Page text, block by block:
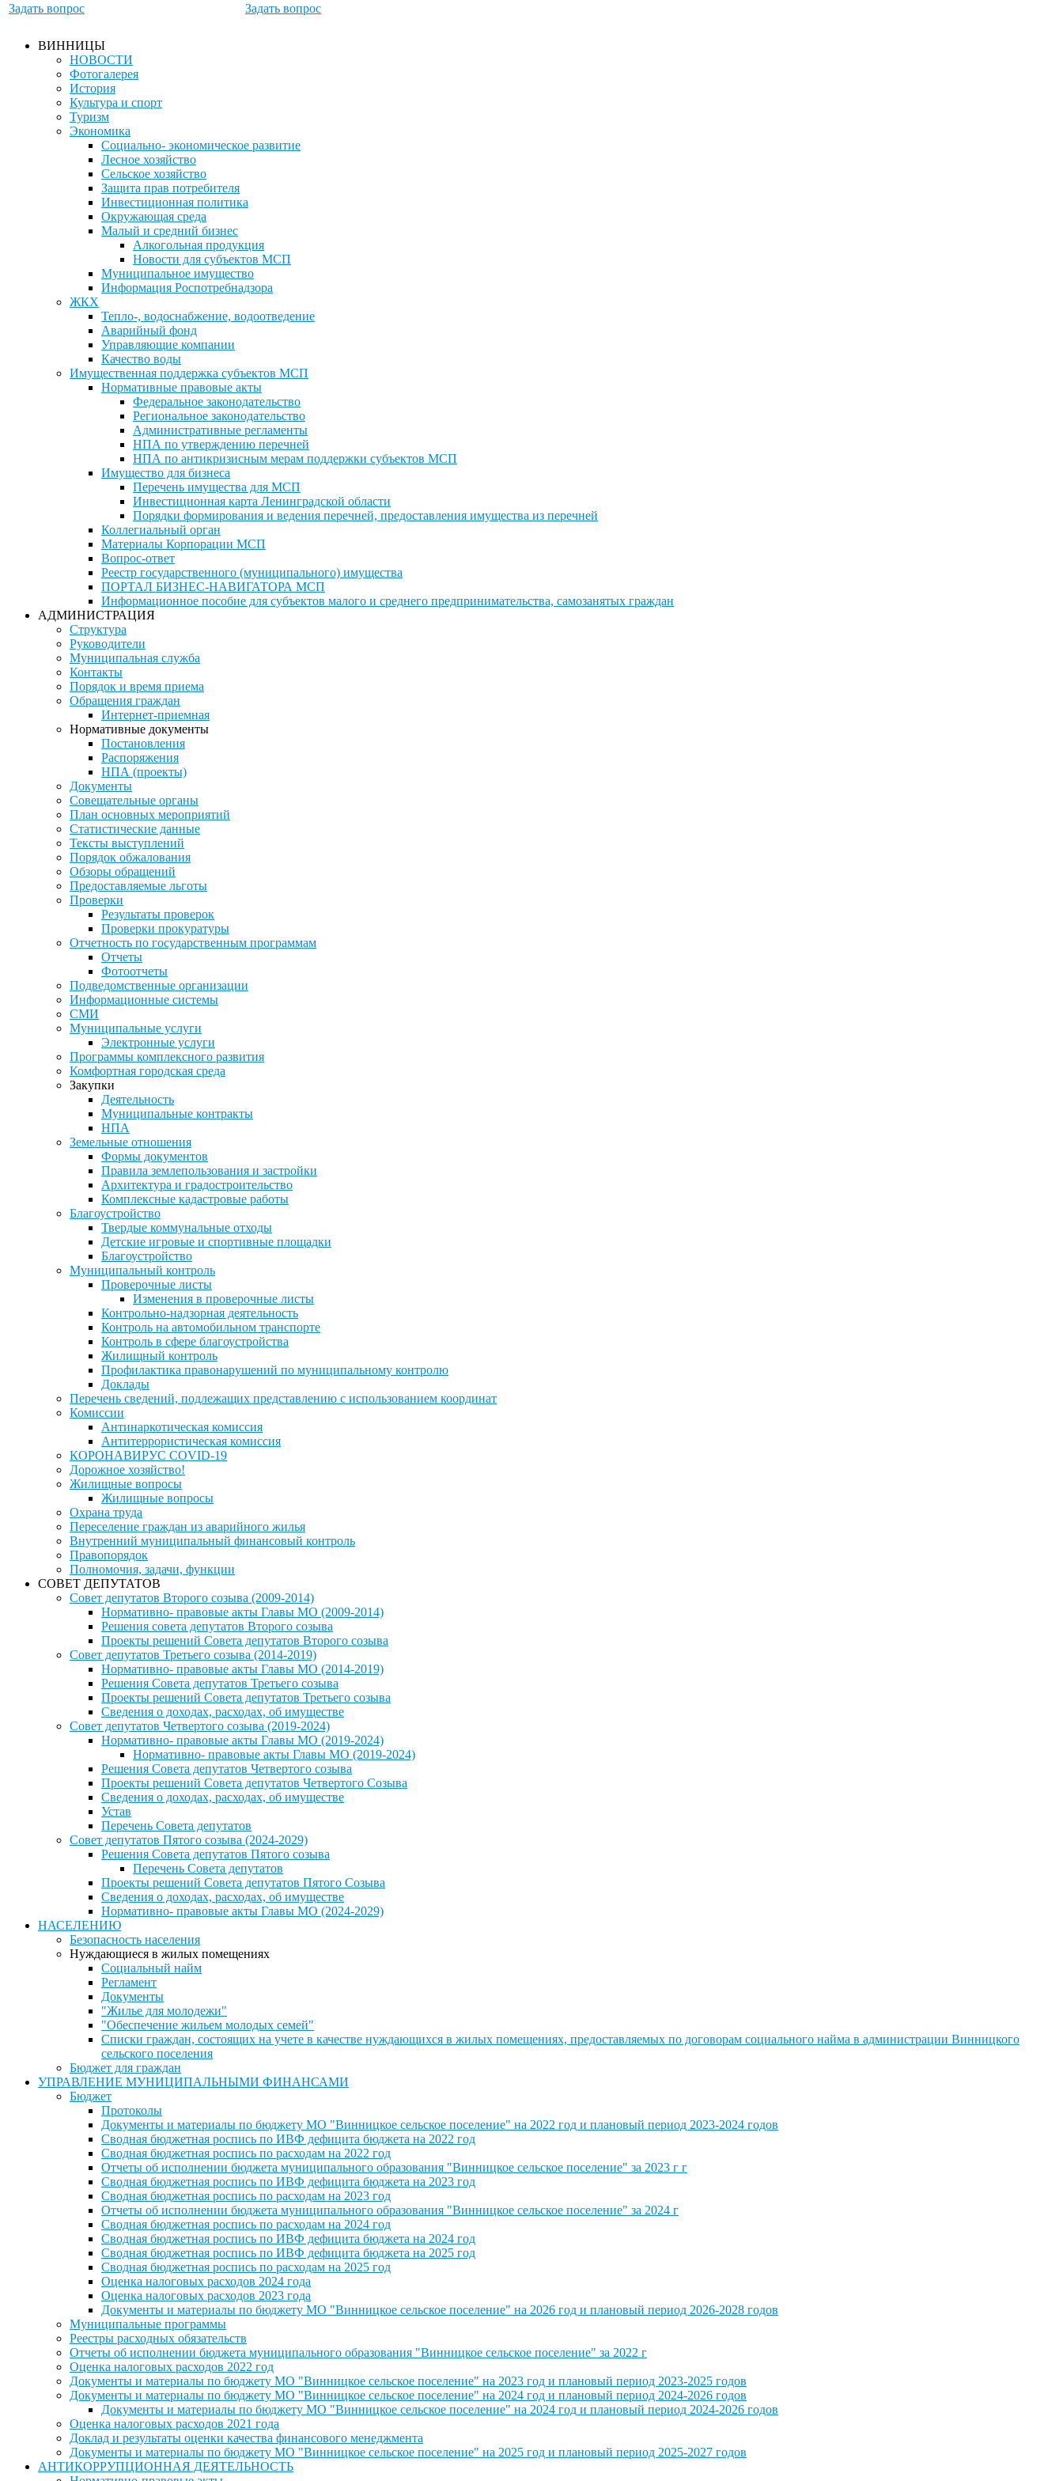
Задать вопрос Задать вопрос
ВИННИЦЫ
НОВОСТИ
Фотогалерея
История
Культура и спорт
Туризм
Экономика
Социально- экономическое развитие
Лесное хозяйство
Сельское хозяйство
Защита прав потребителя
Инвестиционная политика
Окружающая среда
Малый и средний бизнес
Алкогольная продукция
Новости для субъектов МСП
Муниципальное имущество
Информация Роспотребнадзора
ЖКХ
Тепло-, водоснабжение, водоотведение
Аварийный фонд
Управляющие компании
Качество воды
Имущественная поддержка субъектов МСП
Нормативные правовые акты
Федеральное законодательство
Региональное законодательство
Административные регламенты
НПА по утверждению перечней
НПА по антикризисным мерам поддержки субъектов МСП
Имущество для бизнеса
Перечень имущества для МСП
Инвестиционная карта Ленинградской области
Порядки формирования и ведения перечней, предоставления имущества из перечней
Коллегиальный орган
Материалы Корпорации МСП
Вопрос-ответ
Реестр государственного (муниципального) имущества
ПОРТАЛ БИЗНЕС-НАВИГАТОРА МСП
Информационное пособие для субъектов малого и среднего предпринимательства, самозанятых граждан
АДМИНИСТРАЦИЯ
Структура
Руководители
Муниципальная служба
Контакты
Порядок и время приема
Обращения граждан
Интернет-приемная
Нормативные документы
Постановления
Распоряжения
НПА (проекты)
Документы
Совещательные органы
План основных мероприятий
Статистические данные
Тексты выступлений
Порядок обжалования
Обзоры обращений
Предоставляемые льготы
Проверки
Результаты проверок
Проверки прокуратуры
Отчетность по государственным программам
Отчеты
Фотоотчеты
Подведомственные организации
Информационные системы
СМИ
Муниципальные услуги
Электронные услуги
Программы комплексного развития
Комфортная городская среда
Закупки
Деятельность
Муниципальные контракты
НПА
Земельные отношения
Формы документов
Правила землепользования и застройки
Архитектура и градостроительство
Комплексные кадастровые работы
Благоустройство
Твердые коммунальные отходы
Детские игровые и спортивные площадки
Благоустройство
Муниципальный контроль
Проверочные листы
Изменения в проверочные листы
Контрольно-надзорная деятельность
Контроль на автомобильном транспорте
Контроль в сфере благоустройства
Жилищный контроль
Профилактика правонарушений по муниципальному контролю
Доклады
Перечень сведений, подлежащих представлению с использованием координат
Комиссии
Антинаркотическая комиссия
Антитеррористическая комиссия
КОРОНАВИРУС COVID-19
Дорожное хозяйство!
Жилищные вопросы
Жилищные вопросы
Охрана труда
Переселение граждан из аварийного жилья
Внутренний муниципальный финансовый контроль
Правопорядок
Полномочия, задачи, функции
СОВЕТ ДЕПУТАТОВ
Совет депутатов Второго созыва (2009-2014)
Нормативно- правовые акты Главы МО (2009-2014)
Решения совета депутатов Второго созыва
Проекты решений Совета депутатов Второго созыва
Совет депутатов Третьего созыва (2014-2019)
Нормативно- правовые акты Главы МО (2014-2019)
Решения Совета депутатов Третьего созыва
Проекты решений Совета депутатов Третьего созыва
Сведения о доходах, расходах, об имуществе
Совет депутатов Четвертого созыва (2019-2024)
Нормативно- правовые акты Главы МО (2019-2024)
Нормативно- правовые акты Главы МО (2019-2024)
Решения Совета депутатов Четвертого созыва
Проекты решений Совета депутатов Четвертого Созыва
Сведения о доходах, расходах, об имуществе
Устав
Перечень Совета депутатов
Совет депутатов Пятого созыва (2024-2029)
Решения Совета депутатов Пятого созыва
Перечень Совета депутатов
Проекты решений Совета депутатов Пятого Созыва
Сведения о доходах, расходах, об имуществе
Нормативно- правовые акты Главы МО (2024-2029)
НАСЕЛЕНИЮ
Безопасность населения
Нуждающиеся в жилых помещениях
Социальный найм
Регламент
Документы
"Жилье для молодежи"
"Обеспечение жильем молодых семей"
Списки граждан, состоящих на учете в качестве нуждающихся в жилых помещениях, предоставляемых по договорам социального найма в администрации Винницкого
сельского поселения
Бюджет для граждан
УПРАВЛЕНИЕ МУНИЦИПАЛЬНЫМИ ФИНАНСАМИ
Бюджет
Протоколы
Документы и материалы по бюджету МО "Винницкое сельское поселение" на 2022 год и плановый период 2023-2024 годов
Сводная бюджетная роспись по ИВФ дефицита бюджета на 2022 год
Сводная бюджетная роспись по расходам на 2022 год
Отчеты об исполнении бюджета муниципального образования "Винницкое сельское поселение" за 2023 г г
Сводная бюджетная роспись по ИВФ дефицита бюджета на 2023 год
Сводная бюджетная роспись по расходам на 2023 год
Отчеты об исполнении бюджета муниципального образования "Винницкое сельское поселение" за 2024 г
Сводная бюджетная роспись по расходам на 2024 год
Сводная бюджетная роспись по ИВФ дефицита бюджета на 2024 год
Сводная бюджетная роспись по ИВФ дефицита бюджета на 2025 год
Сводная бюджетная роспись по расходам на 2025 год
Оценка налоговых расходов 2024 года
Оценка налоговых расходов 2023 года
Документы и материалы по бюджету МО "Винницкое сельское поселение" на 2026 год и плановый период 2026-2028 годов
Муниципальные программы
Реестры расходных обязательств
Отчеты об исполнении бюджета муниципального образования "Винницкое сельское поселение" за 2022 г
Оценка налоговых расходов 2022 год
Документы и материалы по бюджету МО "Винницкое сельское поселение" на 2023 год и плановый период 2023-2025 годов
Документы и материалы по бюджету МО "Винницкое сельское поселение" на 2024 год и плановый период 2024-2026 годов
Документы и материалы по бюджету МО "Винницкое сельское поселение" на 2024 год и плановый период 2024-2026 годов
Оценка налоговых расходов 2021 года
Доклад и результаты оценки качества финансового менеджмента
Документы и материалы по бюджету МО "Винницкое сельское поселение" на 2025 год и плановый период 2025-2027 годов
АНТИКОРРУПЦИОННАЯ ДЕЯТЕЛЬНОСТЬ